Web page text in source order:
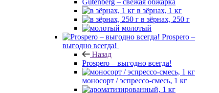
Gutenberg – свежая обжарка
в зёрнах, 1 кг
в зёрнах, 250 г
молотый
Prospero –
выгодно всегда!
Назад
Prospero – выгодно всегда!
моносорт / эспрессо-смесь, 1 кг